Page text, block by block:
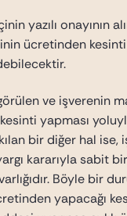
yazılı onayının
ücretinden
ve işverenin
yapması
bir diğer hal ise,
kararıyla sabit
Böyle bir
yapacağı